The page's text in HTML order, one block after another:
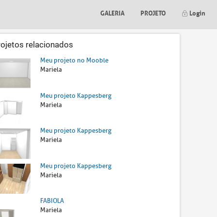
GALERIA PROJETO Login
relacionados
Meu projeto no Mooble
Mariela
Meu projeto Kappesberg
Mariela
Meu projeto Kappesberg
Mariela
Meu projeto Kappesberg
Mariela
FABIOLA
Mariela